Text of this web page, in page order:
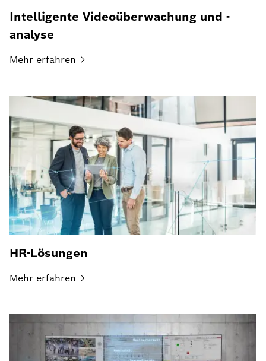
Intelligente Videoüberwachung und -
analyse
Mehr erfahren
HR-Lösungen
Mehr erfahren